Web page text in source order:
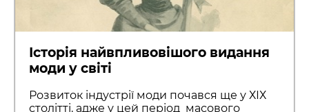
Історія найвпливовішого видання
моди у світі
Розвиток індустрії моди почався ще у ХІХ
столітті, адже у цей період масового